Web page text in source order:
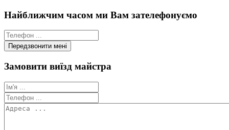
Найближчим часом ми Вам зателефонуємо
Замовити виїзд майстра